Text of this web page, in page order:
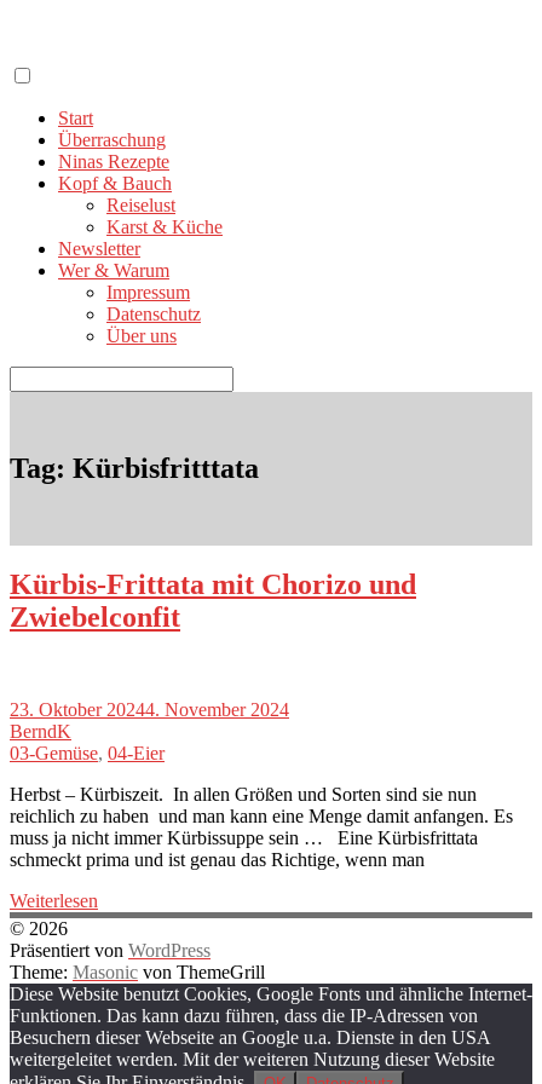
springen
Start
Überraschung
Ninas Rezepte
Kopf & Bauch
Reiselust
Karst & Küche
Newsletter
Wer & Warum
Impressum
Datenschutz
Über uns
nach:
Tag: Kürbisfritttata
Kürbis-Frittata mit Chorizo und
Zwiebelconfit
23. Oktober 20244. November 2024
BerndK
03-Gemüse, 04-Eier
Herbst – Kürbiszeit. In allen Größen und Sorten sind sie nun
reichlich zu haben und man kann eine Menge damit anfangen. Es
muss ja nicht immer Kürbissuppe sein … Eine Kürbisfrittata
schmeckt prima und ist genau das Richtige, wenn man
Weiterlesen
© 2026
Präsentiert von WordPress
Theme: Masonic von ThemeGrill
Diese Website benutzt Cookies, Google Fonts und ähnliche Internet-
Funktionen. Das kann dazu führen, dass die IP-Adressen von
Besuchern dieser Webseite an Google u.a. Dienste in den USA
weitergeleitet werden. Mit der weiteren Nutzung dieser Website